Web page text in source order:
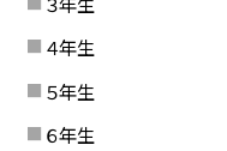
４年生
５年生
６年生